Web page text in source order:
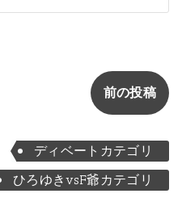
前の投稿
ディベートカテゴリ
ひろゆきvsF爺カテゴリ